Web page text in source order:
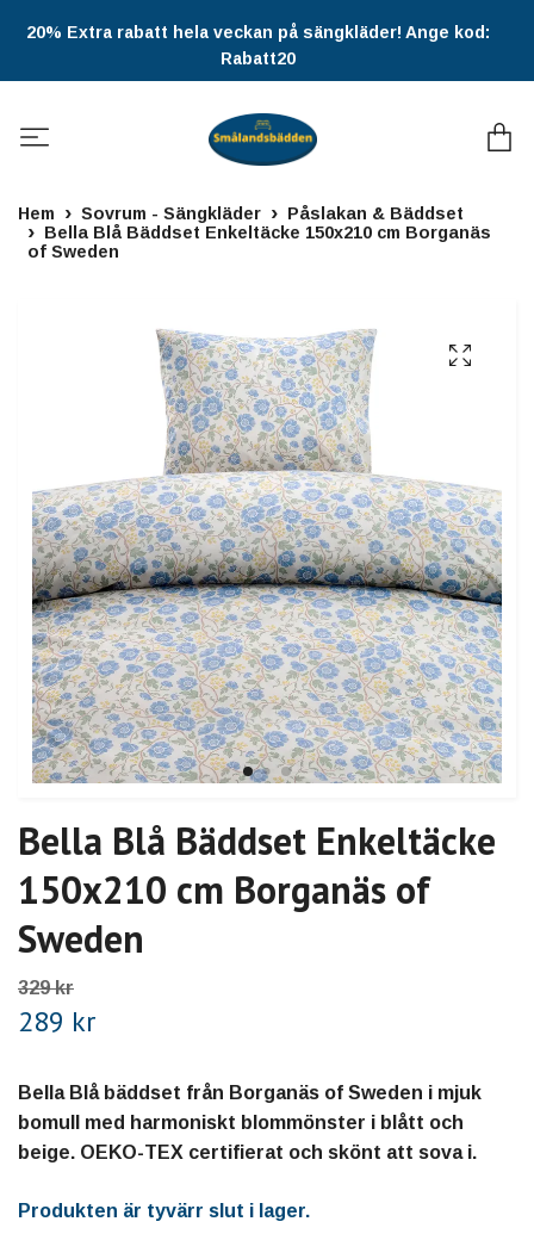
20% Extra rabatt hela veckan på sängkläder! Ange kod:
Rabatt20
Hem Sovrum - Sängkläder
Påslakan & Bäddset
Bella Blå Bäddset Enkeltäcke 150x210 cm Borganäs
of Sweden
Bella Blå Bäddset Enkeltäcke
150x210 cm Borganäs of
Sweden
329 kr
289 kr
Bella Blå bäddset från Borganäs of Sweden i mjuk
bomull med harmoniskt blommönster i blått och
beige. OEKO-TEX certifierat och skönt att sova i.
Produkten är tyvärr slut i lager.